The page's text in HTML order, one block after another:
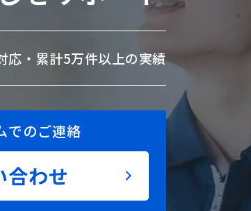
応・ 累計5万件以上の実績
でのご連絡
合わせ